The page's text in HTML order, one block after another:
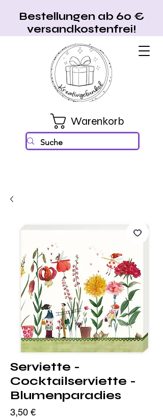
Bestellungen ab 60 €
versandkostenfrei!
Warenkorb
Serviette -
Cocktailserviette -
Blumenparadies
3,50 €Preis